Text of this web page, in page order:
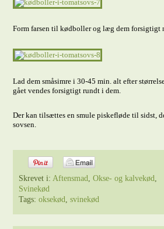
Form farsen til kødboller og læg dem forsigtigt
Lad dem småsimre i 30-45 min. alt efter
gået vendes forsigtigt rundt i dem.
Der kan tilsættes en smule piskefløde til sidst,
sovsen.
Skrevet i:Aftensmad,Okse- og kalvekød,
Svinekød
Tags:oksekød,svinekød